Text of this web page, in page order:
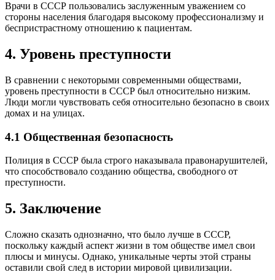
Врачи в СССР пользовались заслуженным уважением со
стороны населения благодаря высокому профессионализму и
беспристрастному отношению к пациентам.
4. Уровень преступности
В сравнении с некоторыми современными обществами,
уровень преступности в СССР был относительно низким.
Люди могли чувствовать себя относительно безопасно в своих
домах и на улицах.
4.1 Общественная безопасность
Полиция в СССР была строго наказывала правонарушителей,
что способствовало созданию общества, свободного от
преступности.
5. Заключение
Сложно сказать однозначно, что было лучше в СССР,
поскольку каждый аспект жизни в том обществе имел свои
плюсы и минусы. Однако, уникальные черты этой страны
оставили свой след в истории мировой цивилизации.